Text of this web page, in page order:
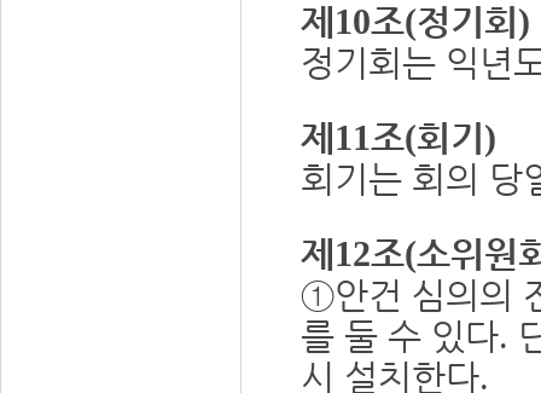
제 10조(정기회 )
정기회는 익년
제 11조(회기 )
회기는 회의 당
제 12조(소위원
①안건 심의의
를 둘 수 있다.
시 설치한다.